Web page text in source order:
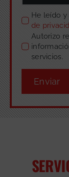
He leído y
de
Autorizo
servicios.
Enviar